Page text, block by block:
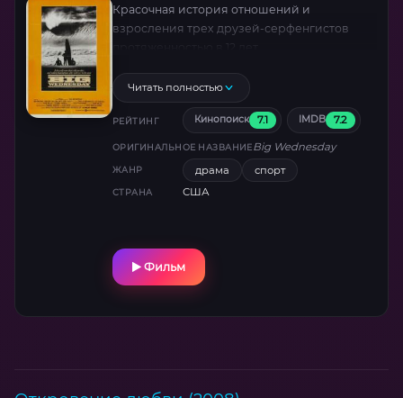
Красочная история отношений и
взросления трех друзей-серфенгистов
протяженностью в 12 лет.
Читать полностью
РЕЙТИНГ Кинопоиск 7.1 IMDB 7.2
ОРИГИНАЛЬНОЕ НАЗВАНИЕBig Wednesday
ЖАНР драма спорт
СТРАНА США
Фильм